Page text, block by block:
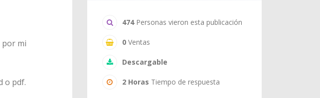
por mi
o pdf.
474Personas vieron esta publicación
0 Ventas
Descargable
2 Horas Tiempo de respuesta